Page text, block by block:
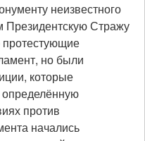
неизвестного
Президентскую Стражу
протестующие
но были
которые
против
начались